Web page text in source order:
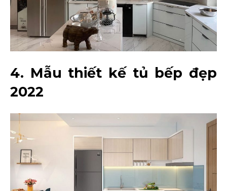
4. Mẫu thiết kế tủ bếp đẹp
2022